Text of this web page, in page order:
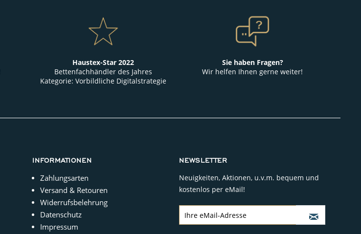
Haustex-Star 2022
Bettenfachhändler des Jahres
Kategorie: Vorbildliche Digitalstrategie
Sie haben Fragen?
Wir helfen Ihnen gerne weiter!
INFORMATIONEN
Zahlungsarten
Versand & Retouren
Widerrufsbelehrung
Datenschutz
Impressum
NEWSLETTER
Neuigkeiten, Aktionen, u.v.m. bequem und
kostenlos per eMail!